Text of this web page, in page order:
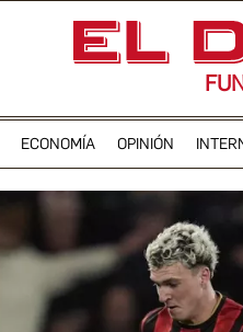
ECONOMÍA OPINIÓN